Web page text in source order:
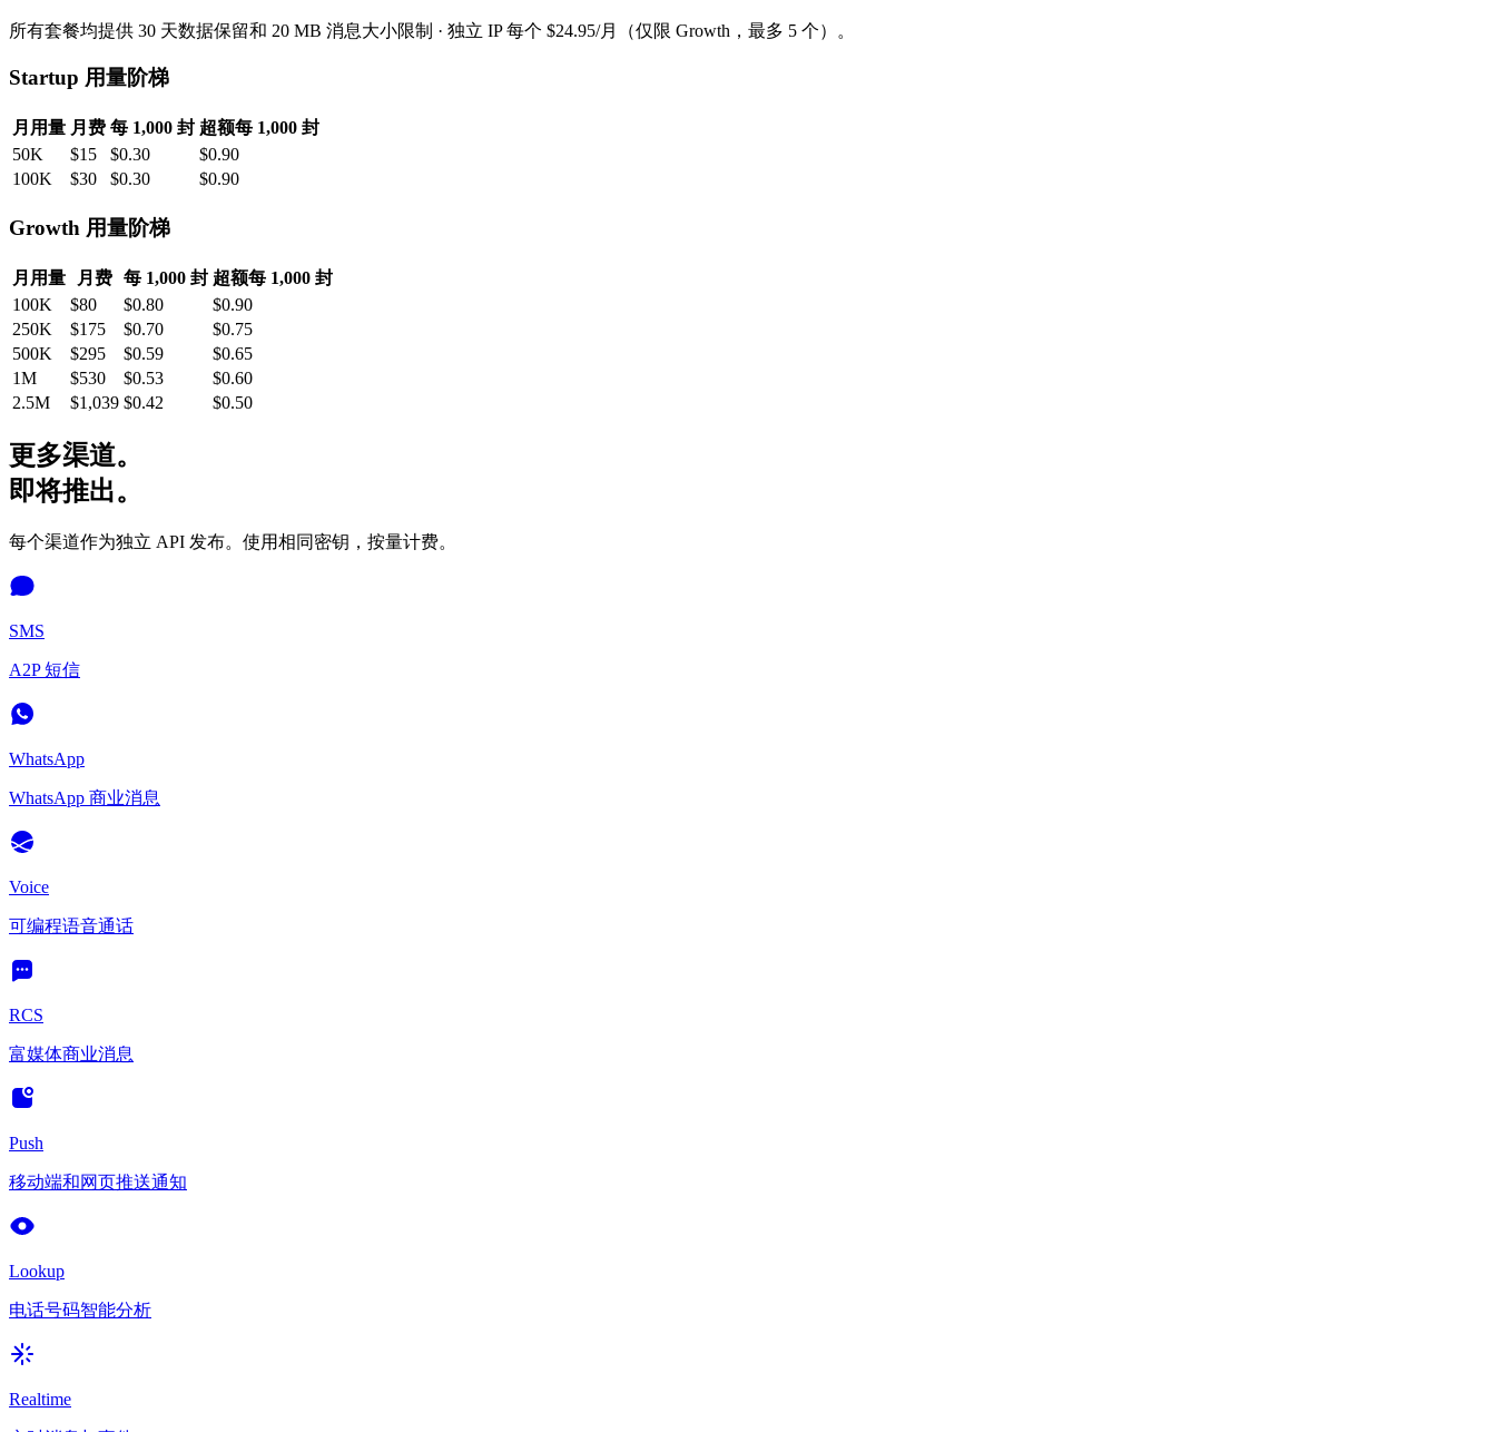
所有套餐均提供 30 天数据保留和 20 MB 消息大小限制 · 独立 IP 每个 $24.95/月（仅限 Growth，最多 5 个）。
Startup 用量阶梯
月用量 月费 每 1,000 封 超额每 1,000 封
50K
$15 $0.30
$0.90
100K
$30 $0.30 $0.90
Growth 用量阶梯
月用量 月费 每 1,000 封 超额每 1,000 封
100K
$80 $0.80
$0.90
250K
$175 $0.70
$0.75
500K
$295 $0.59
$0.65
1M
$530 $0.53
$0.60
2.5M
$1,039 $0.42 $0.50
更多渠道。
即将推出。
每个渠道作为独立 API 发布。使用相同密钥，按量计费。
SMS
A2P 短信
WhatsApp
WhatsApp 商业消息
Voice
可编程语音通话
RCS
富媒体商业消息
Push
移动端和网页推送通知
Lookup
电话号码智能分析
Realtime